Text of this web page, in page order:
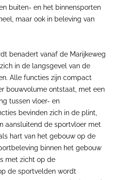
buiten- en het binnensporten
maar ook in beleving van
benadert vanaf de Marijkeweg
in de langsgevel van de
Alle functies zijn compact
bouwvolume ontstaat, met een
tussen vloer- en
bevinden zich in de plint,
aansluitend de sportvloer met
hart van het gebouw op de
binnen het gebouw
met zicht op de
de sportvelden wordt